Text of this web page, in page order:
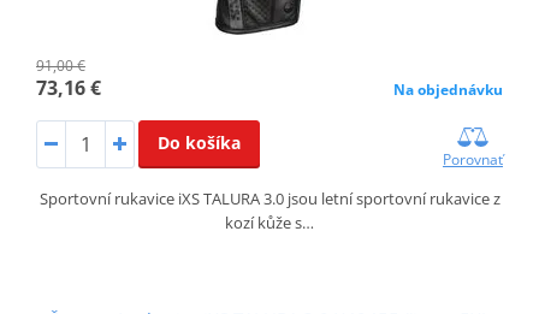
91,00 €
73,16 € Na objednávku
Do košíka
Porovnať
Sportovní rukavice iXS TALURA 3.0 jsou letní sportovní rukavice z
kozí kůže s…